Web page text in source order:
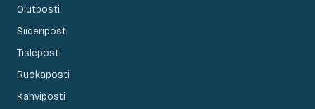
Olutposti
Siideriposti
Tisleposti
Ruokaposti
Kahviposti